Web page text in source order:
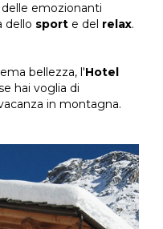
emozionanti
dello sport e del relax.
bellezza, l'Hotel
hai voglia di
in montagna.